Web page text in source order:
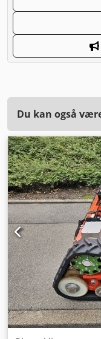
Du kan også